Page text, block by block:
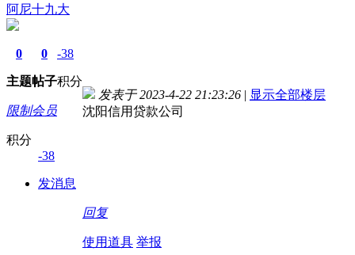
阿尼十九大
0
主题
0
帖子
-38
积分
限制会员
积分
-38
发消息
发表于 2023-4-22 21:23:26 | 显示全部楼层
沈阳信用贷款公司
回复
使用道具 举报